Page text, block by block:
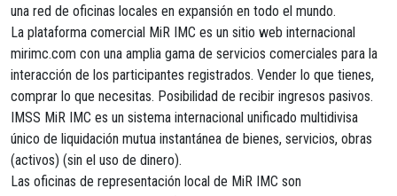
una red de oficinas locales en expansión en todo el mundo.
La plataforma comercial MiR IMC es un sitio web internacional
mirimc.com con una amplia gama de servicios comerciales para la
interacción de los participantes registrados. Vender lo que tienes,
comprar lo que necesitas. Posibilidad de recibir ingresos pasivos.
IMSS MiR IMC es un sistema internacional unificado multidivisa
único de liquidación mutua instantánea de bienes, servicios, obras
(activos) (sin el uso de dinero).
Las oficinas de representación local de MiR IMC son